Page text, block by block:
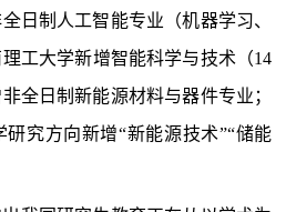
日制人工智能专业（机器学习、
工大学新增智能科学与技术（14
全日制新能源材料与器件专业；
究方向新增“新能源技术”“储能